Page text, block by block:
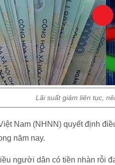
Lãi suất giảm liên tục,
Nam (NHNN) quyết định
năm nay.
người dân có tiền nhàn rỗi